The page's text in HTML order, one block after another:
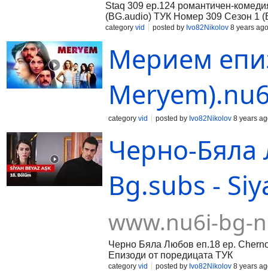
Staq 309 ep.124 романтичен-
(BG.audio) ТУК Номер 309 Сезон 1
category vid posted by Ivo82Nikolov 8 years ago
Мерием
category vid posted by Ivo82Nikolov 8 years
Черно-
Bg.subs -
www.nu6i-bg-
Черно Бяла Любов еп.18 ep.
Епизоди от поредицата ТУК
category vid posted by Ivo82Nikolov 8 years